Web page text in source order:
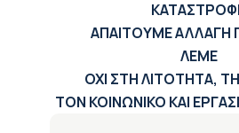
ΑΠΑΙΤΟΥΜΕ ΑΛΛΑΓΗ
ΛΕΜΕ
ΟΧΙ ΣΤΗ ΛΙΤΟΤΗΤΑ,
ΤΟΝ ΚΟΙΝΩΝΙΚΟ ΚΑΙ